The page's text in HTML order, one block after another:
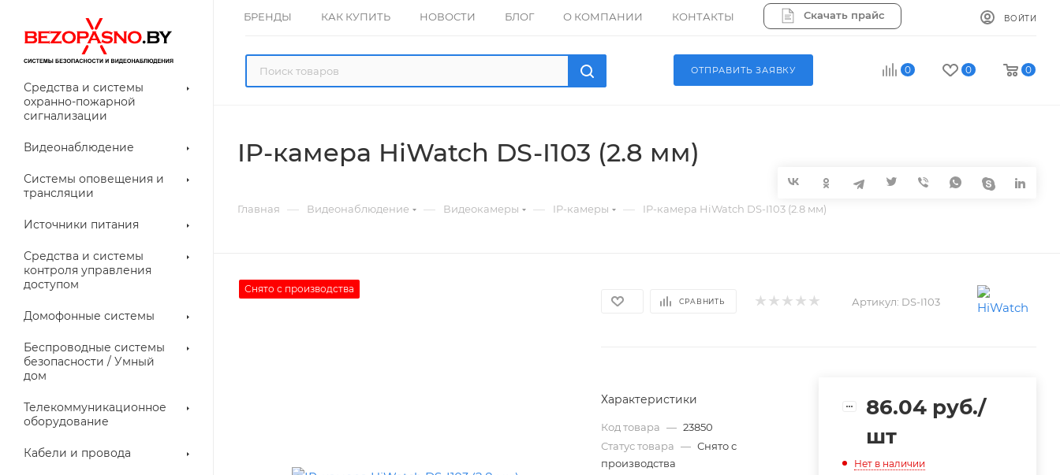
БРЕНДЫ КАК КУПИТЬ НОВОСТИ БЛОГ О КОМПАНИИ КОНТАКТЫ Скачать прайс ВОЙТИ
0 0 0
ОТПРАВИТЬ ЗАЯВКУ
Средства и системы
охранно-пожарной
сигнализации
Видеонаблюдение
для
Системы оповещения и
трансляции
указатели (табло)
Источники питания
Средства и системы
контроля управления
доступом
Домофонные системы
Беспроводные системы
безопасности / Умный
дом
Телекоммуникационное
оборудование
Кабели и провода
IP-камера HiWatch DS-I103 (2.8 мм)
Главная — Видеонаблюдение — Видеокамеры — IP-камеры — IP-камера HiWatch DS-I103 (2.8 мм)
Снято с производства
СРАВНИТЬ Артикул: DS-I103
Характеристики
Код товара — 23850
Статус товара — Снято с
производства
86.04 руб./
шт
Нет в наличии